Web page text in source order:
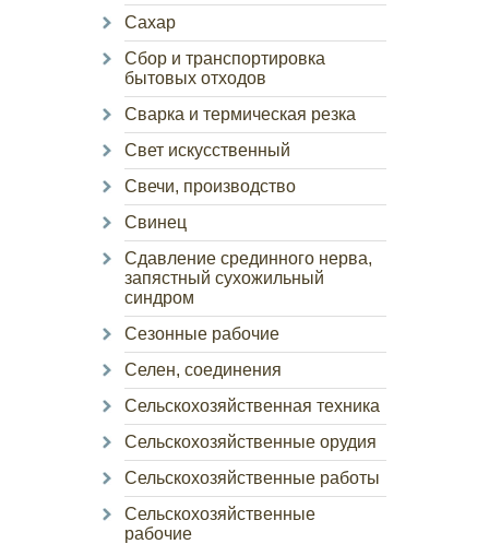
Сахар
Сбор и транспортировка
бытовых отходов
Сварка и термическая резка
Свет искусственный
Свечи, производство
Свинец
Сдавление срединного нерва,
запястный сухожильный
синдром
Сезонные рабочие
Селен, соединения
Сельскохозяйственная техника
Сельскохозяйственные орудия
Сельскохозяйственные работы
Сельскохозяйственные
рабочие